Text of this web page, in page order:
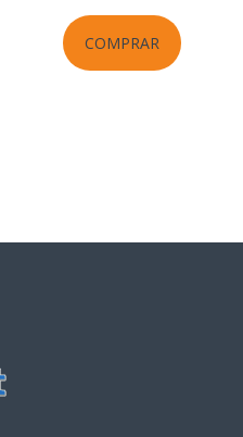
COMPRAR